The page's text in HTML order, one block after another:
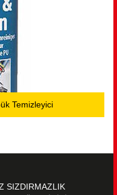
Temizleyici
SIZDIRMAZLIK